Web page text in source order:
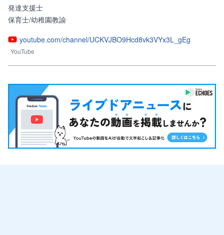
発達支援士
保育士/幼稚園教諭
youtube.com/channel/UCKVJBO9Hcd8vk3VYx3L_gEg
YouTube